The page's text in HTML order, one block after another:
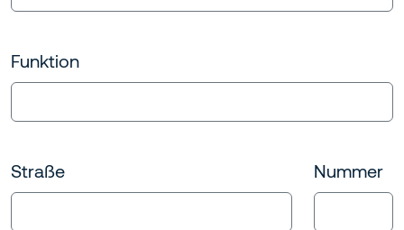
Funktion
Straße Nummer